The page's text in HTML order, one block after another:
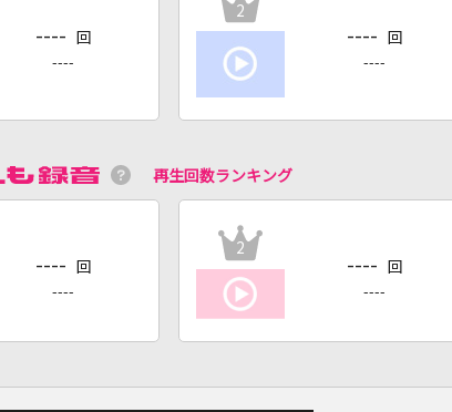
---- 回
----
2
---- 回
----
再生回数ランキング
---- 回
----
2
---- 回
----